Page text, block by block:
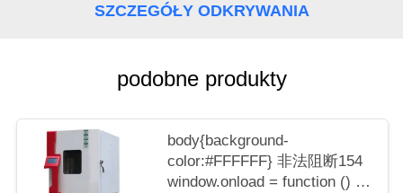
SZCZEGÓŁY ODKRYWANIA
podobne produkty
body{background-
color:#FFFFFF} 非法阻断154
window.onload = function () {